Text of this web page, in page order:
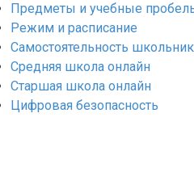
Предметы и учебные
Режим и расписание
Самостоятельность
Средняя школа онлайн
Старшая школа онлайн
Цифровая безопасность